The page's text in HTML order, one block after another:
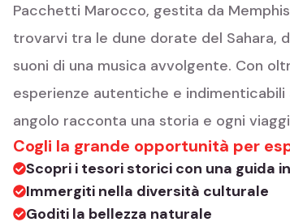
Pacchetti Marocco, gestita da
trovarvi tra le dune dorate del Sahara,
suoni di una musica avvolgente. Con
esperienze autentiche e
angolo racconta una storia e ogni
Cogli la grande opportunità per
Scopri i tesori storici con una guida
Immergiti nella diversità culturale
Goditi la bellezza naturale